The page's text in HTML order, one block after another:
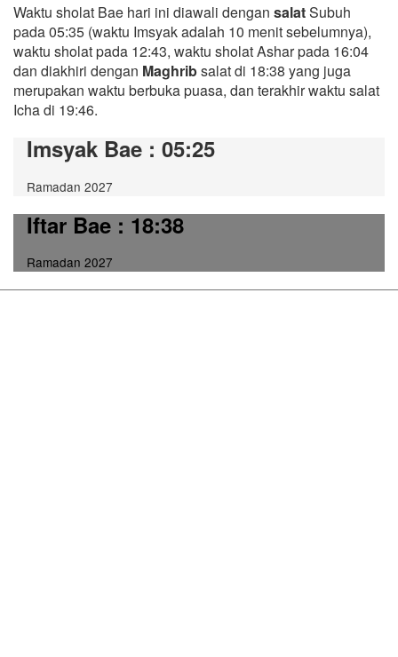
Waktu sholat Bae hari ini diawali dengan salatSubuh
pada 05:35 (waktu Imsyak adalah 10 menit sebelumnya),
waktu sholat pada 12:43, waktu sholat Ashar pada 16:04
dan diakhiri dengan Maghribsalat di 18:38 yang juga
merupakan waktu berbuka puasa, dan terakhir waktu salat
Icha di 19:46.
Imsyak Bae : 05:25
Ramadan 2027
Iftar Bae: 18:38
Ramadan 2027